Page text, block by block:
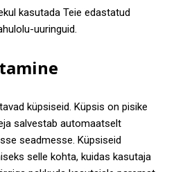
kasutada Teie edastatud
uuringuid.
küpsiseid. Küpsis on pisike
salvestab automaatselt
seadmesse. Küpsiseid
selle kohta, kuidas kasutaja